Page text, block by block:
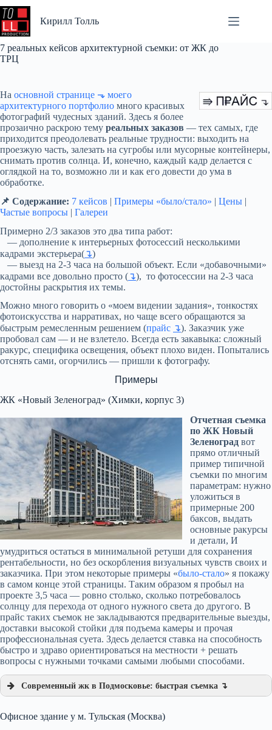
Перейти
к
Кирилл Толль
7 реальных кейсов архитектурной съемки: от ЖК до
ТРЦ
На основной странице ⬎ моего
архитектурного портфолио много красивых
фотографий чудесных зданий. Здесь я более
прозаично раскрою тему реальных заказов — тех самых, где
приходится преодолевать реальные трудности: выходить на
проезжую часть, залезать на сугробы или мусорные контейнеры,
снимать против солнца. И, конечно, каждый кадр делается с
оглядкой на то, возможно ли и как его довести до ума в
обработке.
📌 Содержание: 7 кейсов | Примеры «было/стало» | Цены |
Частые вопросы | Галереи
Примерно 2/3 заказов это два типа работ:
— дополнение к интерьерных фотосессий несколькими
кадрами экстерьера(↴)
— выезд на 2-3 часа на большой объект. Если «добавочными»
кадрами все довольно просто (↴), то фотосессии на 2-3 часа
достойны раскрытия их темы.
Можно много говорить о «моем видении задания», тонкостях
фотоискусства и нарративах, но чаще всего обращаются за
быстрым ремесленным решением (прайс ↴). Заказчик уже
пробовал сам — и не взлетело. Всегда есть закавыка: сложный
ракурс, специфика освещения, объект плохо виден. Попытались
отснять сами, огорчились — пришли к фотографу.
Примеры
ЖК «Новый Зеленоград» (Химки, корпус 3)
Отчетная съемка
по ЖК Новый
Зеленоградвот
прямо отличный
пример типичной
съемки по многим
параметрам: нужно
уложиться в
примерные 200
баксов, выдать
основные ракурсы
и детали, И
умудриться остаться в минимальной ретуши для сохранения
рентабельности, но без оскорбления визуальных чувств своих и
заказчика. При этом некоторые примеры «было-стало» я покажу
в самом конце этой страницы. Таким образом я пробыл на
проекте 3,5 часа — ровно столько, сколько потребовалось
солнцу для перехода от одного нужного света до другого. В
прайс таких съемок не закладываются предварительные выезды,
доставки высокой стойки для подъема камеры и прочая
профессиональная суета. Здесь делается ставка на способность
быстро и здраво ориентироваться на местности + решать
вопросы с нужными точками самыми любыми способами.
Современный жк в Подмосковье: быстрая съемка ↴
Офисное здание у м. Тульская (Москва)